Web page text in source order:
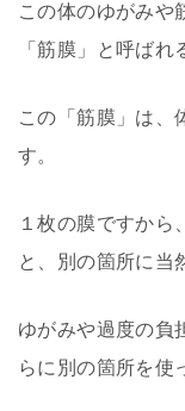
この体のゆがみや
「筋膜」と呼ばれ
この「筋膜」は、
す。
１枚の膜ですから
と、別の箇所に当
ゆがみや過度の負
らに別の箇所を使